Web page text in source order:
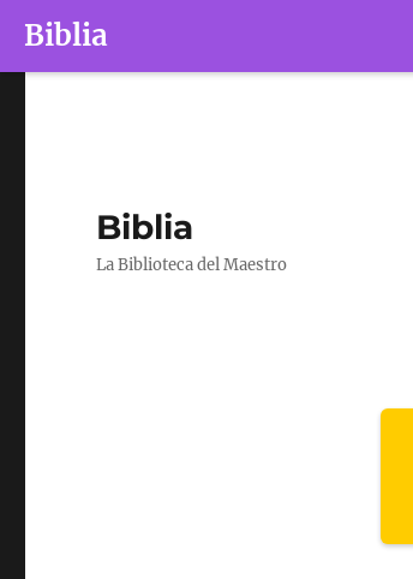
Biblia
Biblia
La Biblioteca del Maestro